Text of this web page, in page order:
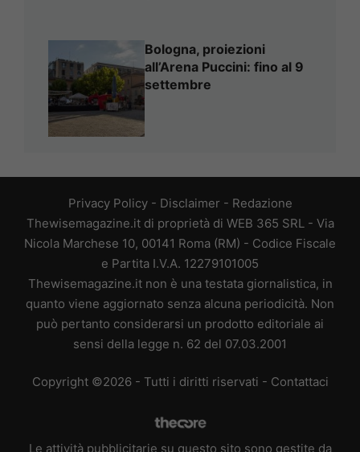
Bologna, proiezioni
all’Arena Puccini: fino al 9
settembre
Privacy Policy- Disclaimer - Redazione
Thewisemagazine.it di proprietà di WEB 365 SRL - Via
Nicola Marchese 10, 00141 Roma (RM) - Codice Fiscale
e Partita I.V.A. 12279101005
Thewisemagazine.it non è una testata giornalistica, in
quanto viene aggiornato senza alcuna periodicità. Non
può pertanto considerarsi un prodotto editoriale ai
sensi della legge n. 62 del 07.03.2001
Copyright ©2026 - Tutti i diritti riservati - Contattaci
Le attività pubblicitarie su questo sito sono gestite da